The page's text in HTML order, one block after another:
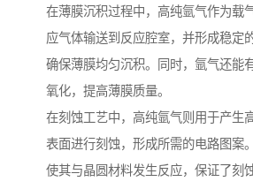
在薄膜沉积过程中，高纯氩气作为载
应气体输送到反应腔室，并形成稳定
确保薄膜均匀沉积。同时，氩气还能
氧化，提高薄膜质量。
在刻蚀工艺中，高纯氩气则用于产生
表面进行刻蚀，形成所需的电路图案
使其与晶圆材料发生反应，保证了刻